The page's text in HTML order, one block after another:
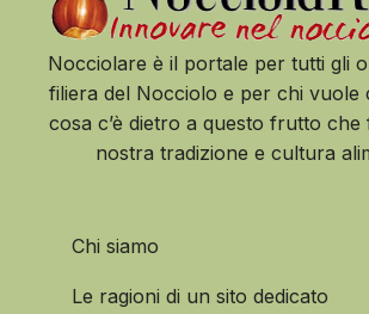
Nocciolare è il portale per tutti gli
filiera del Nocciolo e per chi vuole
cosa c’è dietro a questo frutto che
nostra tradizione e cultura
Chi siamo
Le ragioni di un sito dedicato